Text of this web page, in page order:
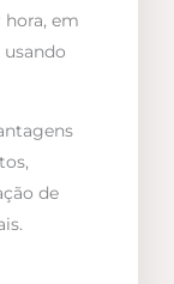
em
de